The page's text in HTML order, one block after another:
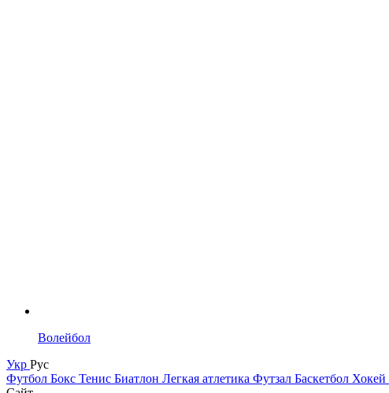
Волейбол
Укр Рус
Футбол Бокс Тенис Биатлон Легкая атлетика Футзал Баскетбол Хокей